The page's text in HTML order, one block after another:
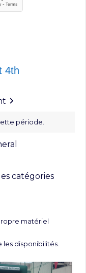
4th
période.
catégories
matériel
disponibilités.